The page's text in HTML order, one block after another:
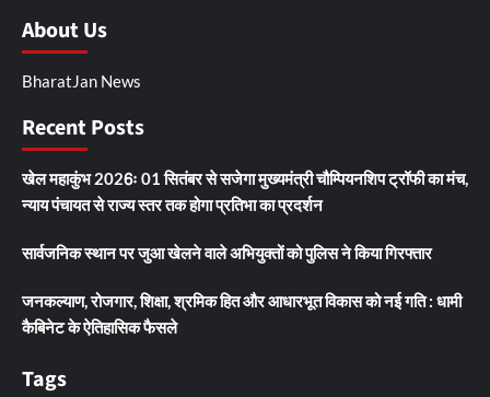
About Us
BharatJan News
Recent Posts
खेल महाकुंभ 2026ः 01 सितंबर से सजेगा मुख्यमंत्री चौम्पियनशिप ट्रॉफी का मंच,
न्याय पंचायत से राज्य स्तर तक होगा प्रतिभा का प्रदर्शन
सार्वजनिक स्थान पर जुआ खेलने वाले अभियुक्तों को पुलिस ने किया गिरफ्तार
जनकल्याण, रोजगार, शिक्षा, श्रमिक हित और आधारभूत विकास को नई गति : धामी
कैबिनेट के ऐतिहासिक फैसले
Tags